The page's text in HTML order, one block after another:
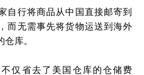
自行将商品从中国直接邮寄到
而无需事先将货物运送到海外
库。
仅省去了美国仓库的仓储费